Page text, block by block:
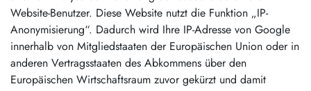
Website-Benutzer. Diese Website nutzt die Funktion „IP-
Anonymisierung“. Dadurch wird Ihre IP-Adresse von Google
innerhalb von Mitgliedstaaten der Europäischen Union oder in
anderen Vertragsstaaten des Abkommens über den
Europäischen Wirtschaftsraum zuvor gekürzt und damit